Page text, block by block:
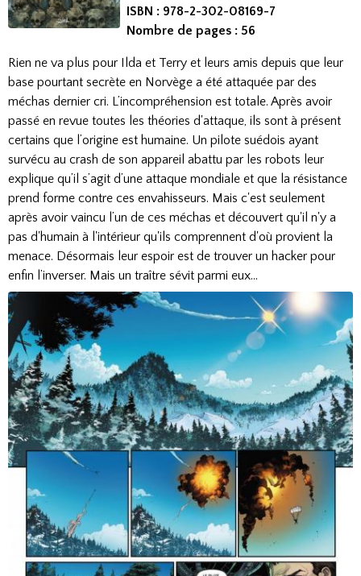
ISBN : 978-2-302-08169-7
Nombre de pages : 56
Rien ne va plus pour Ilda et Terry et leurs amis depuis que leur
base pourtant secrète en Norvège a été attaquée par des
méchas dernier cri. L’incompréhension est totale. Après avoir
passé en revue toutes les théories d'attaque, ils sont à présent
certains que l’origine est humaine. Un pilote suédois ayant
survécu au crash de son appareil abattu par les robots leur
explique qu’il s’agit d’une attaque mondiale et que la résistance
prend forme contre ces envahisseurs. Mais c'est seulement
après avoir vaincu l’un de ces méchas et découvert qu'il n'y a
pas d'humain à l'intérieur qu'ils comprennent d'où provient la
menace. Désormais leur espoir est de trouver un hacker pour
enfin l’inverser. Mais un traître sévit parmi eux…